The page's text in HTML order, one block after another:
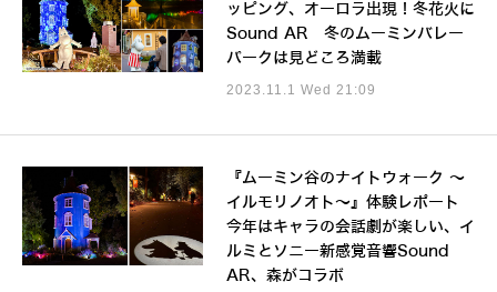
ッピング、オーロラ出現！冬花火に
Sound AR 冬のムーミンバレー
パークは見どころ満載
2023.11.1 Wed 21:09
『ムーミン谷のナイトウォーク ～
イルモリノオト～』体験レポート
今年はキャラの会話劇が楽しい、イ
ルミとソニー新感覚音響Sound
AR、森がコラボ